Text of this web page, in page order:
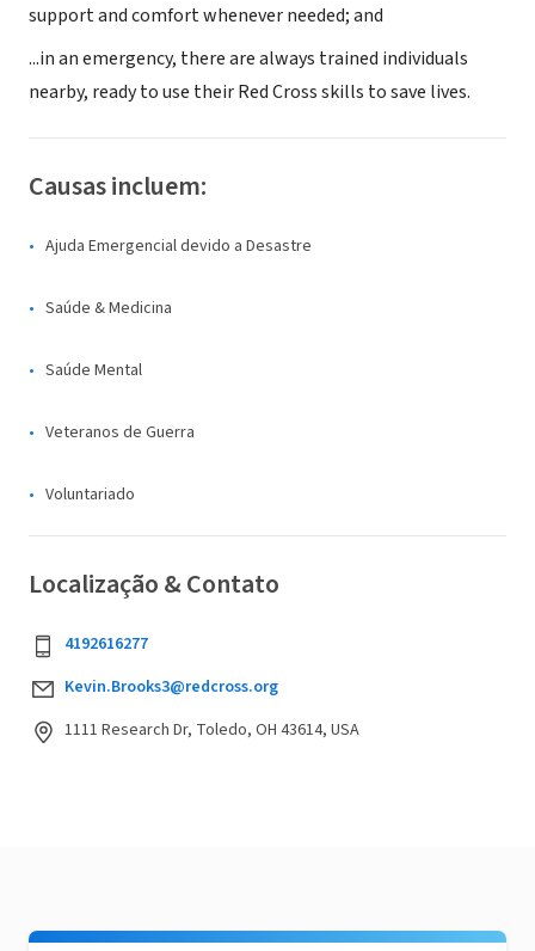
support and comfort whenever needed; and
...in an emergency, there are always trained individuals
nearby, ready to use their Red Cross skills to save lives.
Causas incluem:
Ajuda Emergencial devido a Desastre
Saúde & Medicina
Saúde Mental
Veteranos de Guerra
Voluntariado
Localização & Contato
4192616277
Kevin.Brooks3@redcross.org
1111 Research Dr, Toledo, OH 43614, USA